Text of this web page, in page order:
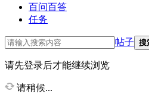
百问百答
任务
帖子 搜
请先登录后才能继续浏览
请稍候...